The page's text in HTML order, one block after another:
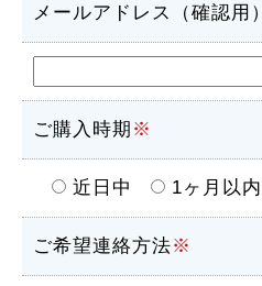
メールアドレス（確認用）
ご購入時期 ※
近日中 1ヶ月以内
ご希望連絡方法※